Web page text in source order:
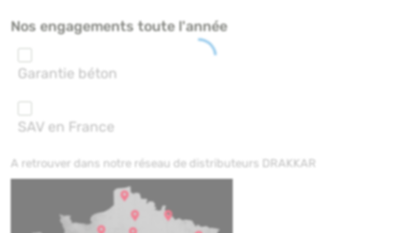
Nos engagements toute l'année
Garantie béton
SAV en France
A retrouver dans notre réseau de distributeurs DRAKKAR